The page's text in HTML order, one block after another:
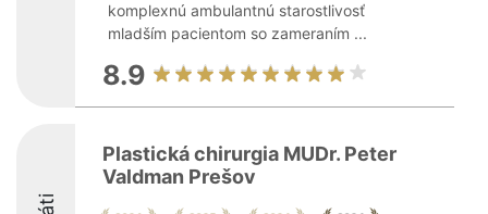
komplexnú ambulantnú starostlivosť
mladším pacientom so zameraním ...
8.9
Plastická chirurgia MUDr. Peter
Valdman Prešov